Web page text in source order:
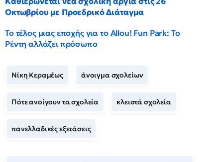
Οκτωβρίου με Προεδρικό Διάταγμα
Το τέλος μιας εποχής για το Allou! Fun Park: Το
Ρέντη αλλάζει πρόσωπο
Νίκη Κεραμέως άνοιγμα σχολείων
Πότε ανοίγουν τα σχολεία κλειστά σχολεία
πανελλαδικές εξετάσεις